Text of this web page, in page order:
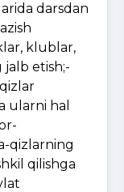
darsdan
klublar,
etish;-
ularni hal
qizlarning
qilishga